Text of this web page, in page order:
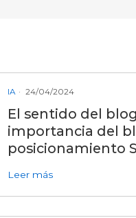
IA 24/04/2024
El sentido del
importancia del
posicionamiento
Leer mássobre entrada El